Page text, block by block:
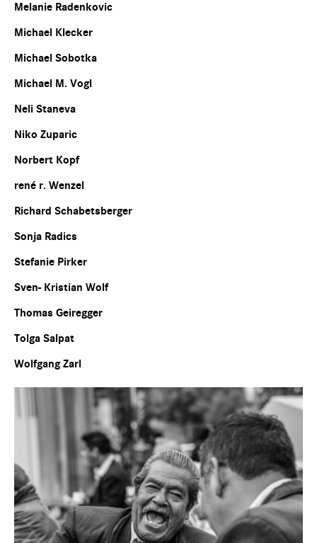
Melanie Radenkovic
Michael Klecker
Michael Sobotka
Michael M. Vogl
Neli Staneva
Niko Zuparic
Norbert Kopf
rené r. Wenzel
Richard Schabetsberger
Sonja Radics
Stefanie Pirker
Sven- Kristian Wolf
Thomas Geiregger
Tolga Salpat
Wolfgang Zarl